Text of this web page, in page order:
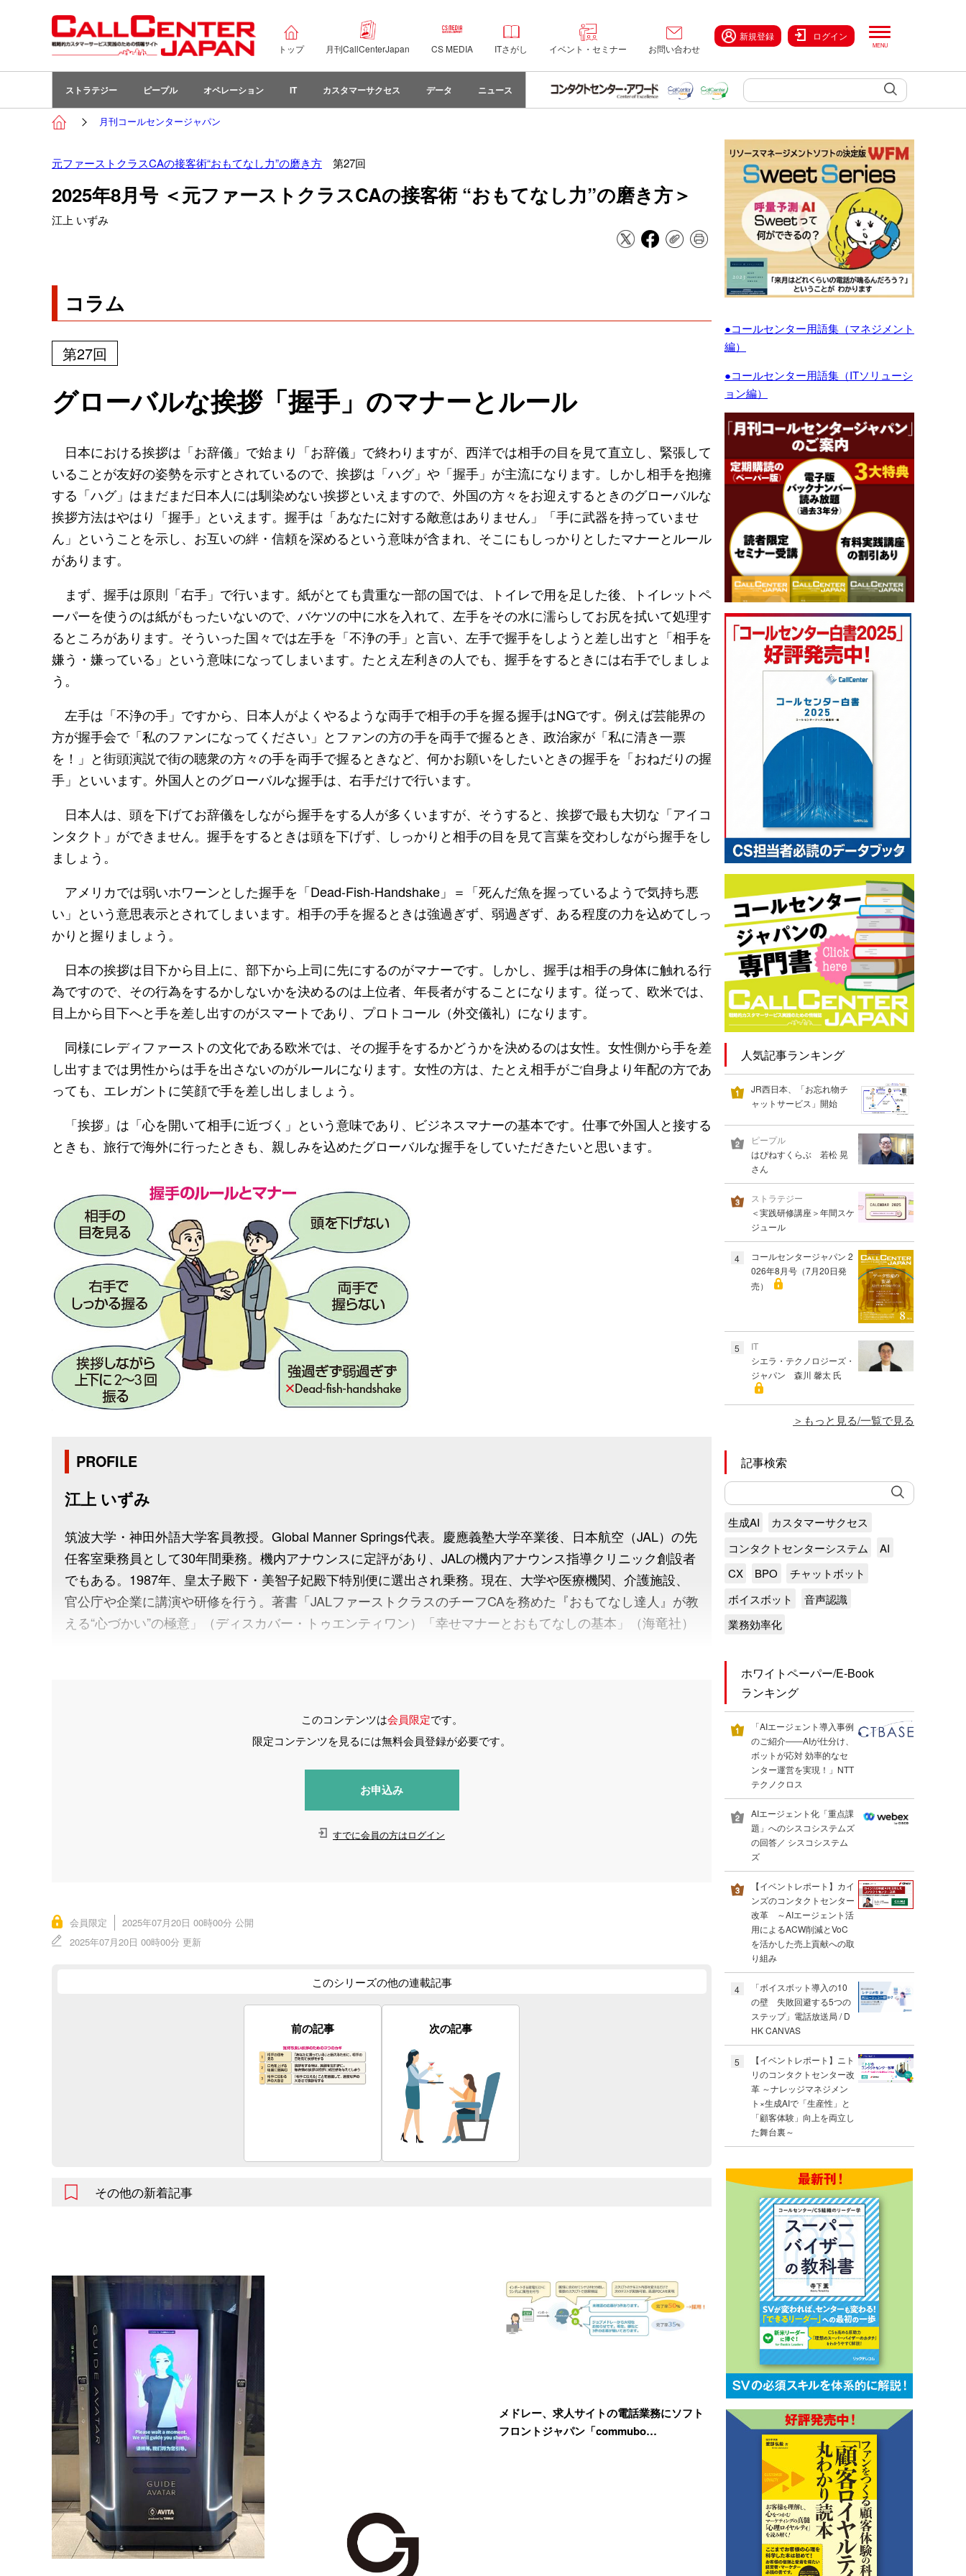
トップ 月刊CallCenterJapan CS MEDIA ITさがし イベント・セミナー お問い合わせ
新規登録 ログイン
ストラテジー ピープル オペレーション IT カスタマーサクセス データ ニュース
月刊コールセンタージャパン
元ファーストクラスCAの接客術“おもてなし力”の磨き方 第27回
2025年8月号 ＜元ファーストクラスCAの接客術 “おもてなし力”の磨き方＞
江上 いずみ
コラム
第27回
グローバルな挨拶「握手」のマナーとルール
日本における挨拶は「お辞儀」で始まり「お辞儀」で終わりますが、西洋では相手の目を見て直立し、緊張して
いることが友好の姿勢を示すとされているので、挨拶は「ハグ」や「握手」が主流になります。しかし相手を抱擁
する「ハグ」はまだまだ日本人には馴染めない挨拶といえますので、外国の方々をお迎えするときのグローバルな
挨拶方法はやはり「握手」といえます。握手は「あなたに対する敵意はありません」「手に武器を持っていませ
ん」ということを示し、お互いの絆・信頼を深めるという意味が含まれ、そこにもしっかりとしたマナーとルール
があります。
まず、握手は原則「右手」で行います。紙がとても貴重な一部の国では、トイレで用を足した後、トイレットペ
ーパーを使うのは紙がもったいないので、バケツの中に水を入れて、左手をその水に濡らしてお尻を拭いて処理す
るところがあります。そういった国々では左手を「不浄の手」と言い、左手で握手をしようと差し出すと「相手を
嫌う・嫌っている」という意味になってしまいます。たとえ左利きの人でも、握手をするときには右手でしましょ
う。
左手は「不浄の手」ですから、日本人がよくやるような両手で相手の手を握る握手はNGです。例えば芸能界の
方が握手会で「私のファンになってください」とファンの方の手を両手で握るとき、政治家が「私に清き一票
を！」と街頭演説で街の聴衆の方々の手を両手で握るときなど、何かお願いをしたいときの握手を「おねだりの握
手」といいます。外国人とのグローバルな握手は、右手だけで行います。
日本人は、頭を下げてお辞儀をしながら握手をする人が多くいますが、そうすると、挨拶で最も大切な「アイコ
ンタクト」ができません。握手をするときは頭を下げず、しっかりと相手の目を見て言葉を交わしながら握手をし
ましょう。
アメリカでは弱いホワーンとした握手を「Dead-Fish-Handshake」＝「死んだ魚を握っているようで気持ち悪
い」という意思表示とされてしまいます。相手の手を握るときは強過ぎず、弱過ぎず、ある程度の力を込めてしっ
かりと握りましょう。
日本の挨拶は目下から目上に、部下から上司に先にするのがマナーです。しかし、握手は相手の身体に触れる行
為ですので、その行為をするかしないかを決めるのは上位者、年長者がすることになります。従って、欧米では、
目上から目下へと手を差し出すのがスマートであり、プロトコール（外交儀礼）になります。
同様にレディファーストの文化である欧米では、その握手をするかどうかを決めるのは女性。女性側から手を差
し出すまでは男性からは手を出さないのがルールになります。女性の方は、たとえ相手がご自身より年配の方であ
っても、エレガントに笑顔で手を差し出しましょう。
「挨拶」は「心を開いて相手に近づく」という意味であり、ビジネスマナーの基本です。仕事で外国人と接する
ときも、旅行で海外に行ったときも、親しみを込めたグローバルな握手をしていただきたいと思います。
PROFILE
江上 いずみ
筑波大学・神田外語大学客員教授。Global Manner Springs代表。慶應義塾大学卒業後、日本航空（JAL）の先
任客室乗務員として30年間乗務。機内アナウンスに定評があり、JALの機内アナウンス指導クリニック創設者
でもある。1987年、皇太子殿下・美智子妃殿下特別便に選出され乗務。現在、大学や医療機関、介護施設、
官公庁や企業に講演や研修を行う。著書「JALファーストクラスのチーフCAを務めた『おもてなし達人』が教
える“心づかい”の極意」（ディスカバー・トゥエンティワン）「幸せマナーとおもてなしの基本」（海竜社）
このコンテンツは会員限定です。
限定コンテンツを見るには無料会員登録が必要です。
お申込み
すでに会員の方はログイン
会員限定
2025年07月20日 00時00分 公開
2025年07月20日 00時00分 更新
このシリーズの他の連載記事
前の記事 次の記事
その他の新着記事
メドレー、求人サイトの電話業務にソフト
フロントジャパン「commubo…
●コールセンター用語集（マネジメント
編）
●コールセンター用語集（ITソリューシ
ョン編）
人気記事ランキング
JR西日本、「お忘れ物チ
ャットサービス」開始
ピープル
はぴねすくらぶ 若松 晃
さん
ストラテジー
＜実践研修講座＞年間スケ
ジュール
4
コールセンタージャパン 2
026年8月号（7月20日発
売）
5
IT
シエラ・テクノロジーズ・
ジャパン 森川 馨太 氏
もっと見る/一覧で見る
記事検索
生成AI
カスタマーサクセス
コンタクトセンターシステム
AI
CX
BPO
チャットボット
ボイスボット
音声認識
業務効率化
ホワイトペーパー/E-Book
ランキング
「AIエージェント導入事例
のご紹介――AIが仕分け、
ボットが応対 効率的なセ
ンター運営を実現！」NTT
テクノクロス
AIエージェント化「重点課
題」へのシスコシステムズ
の回答／ シスコシステム
ズ
【イベントレポート】カイ
ンズのコンタクトセンター
改革 ～AIエージェント活
用によるACW削減とVoC
を活かした売上貢献への取
り組み
4
「ボイスボット導入の10
の壁 失敗回避する5つの
ステップ」電話放送局 / D
HK CANVAS
5
【イベントレポート】ニト
リのコンタクトセンター改
革 ～ナレッジマネジメン
ト×生成AIで「生産性」と
「顧客体験」向上を両立し
た舞台裏～